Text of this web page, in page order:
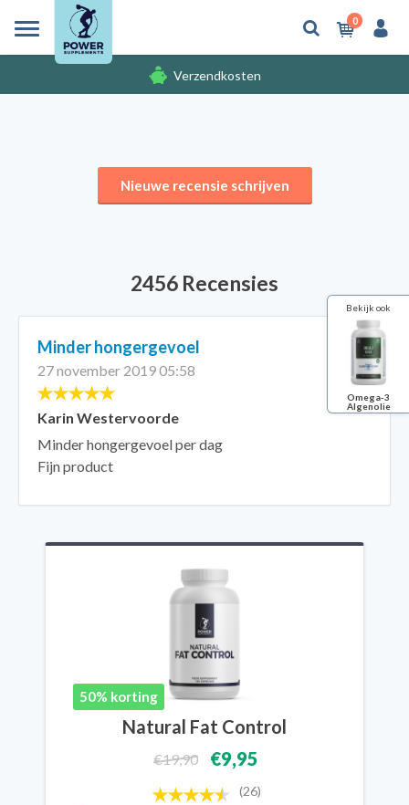
0
Verzendkosten
Nieuwe recensie schrijven
2456 Recensies
Minder hongergevoel
27 november 2019 05:58
Karin Westervoorde
Minder hongergevoel per dag
Fijn product
50% korting
Natural Fat Control
€19,90 €9,95
(26)
Bekijk ook
Omega-3
Algenolie